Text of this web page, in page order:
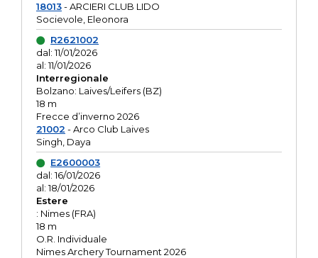
18013- ARCIERI CLUB LIDO
Socievole, Eleonora
R2621002
dal: 11/01/2026
al: 11/01/2026
Interregionale
Bolzano: Laives/Leifers (BZ)
18 m
Frecce d’inverno 2026
21002 - Arco Club Laives
Singh, Daya
E2600003
dal: 16/01/2026
al: 18/01/2026
Estere
: Nimes (FRA)
18 m
O.R. Individuale
Nimes Archery Tournament 2026